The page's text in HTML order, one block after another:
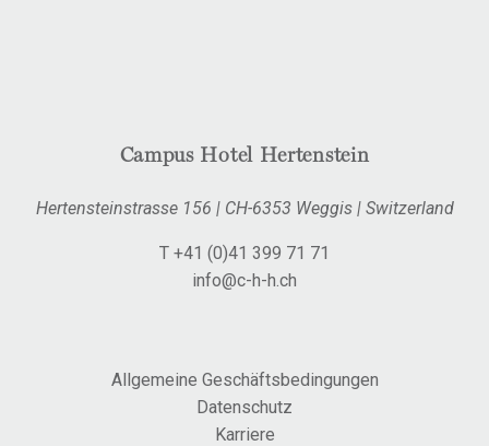
Campus Hotel Hertenstein
Hertensteinstrasse 156 |CH-6353 Weggis |Switzerland
T +41 (0)41 399 71 71
info@c-h-h.ch
Allgemeine Geschäftsbedingungen
Datenschutz
Karriere